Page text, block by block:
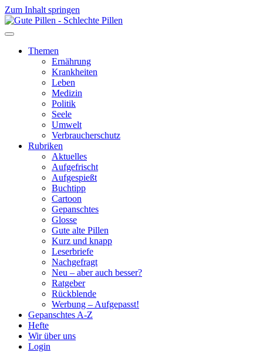
Zum Inhalt springen
Themen
Ernährung
Krankheiten
Leben
Medizin
Politik
Seele
Umwelt
Verbraucherschutz
Rubriken
Aktuelles
Aufgefrischt
Aufgespießt
Buchtipp
Cartoon
Gepanschtes
Glosse
Gute alte Pillen
Kurz und knapp
Leserbriefe
Nachgefragt
Neu – aber auch besser?
Ratgeber
Rückblende
Werbung – Aufgepasst!
Gepanschtes A-Z
Hefte
Wir über uns
Login